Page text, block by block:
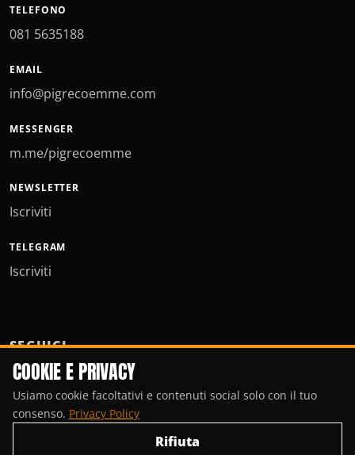
TELEFONO
081 5635188
EMAIL
info@pigrecoemme.com
MESSENGER
m.me/pigrecoemme
NEWSLETTER
Iscriviti
TELEGRAM
Iscriviti
SEGUICI
COOKIE E PRIVACY
Usiamo cookie facoltativi e contenuti social solo con il tuo
consenso. Privacy Policy
Rifiuta